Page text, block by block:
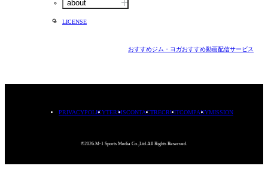
about
LICENSE
おすすめジム・ヨガおすすめ動画配信サービス
PRIVACYPOLICYTERMSCONTACTRECRUITCOMPANYMISSION
©2026.M-1 Sports Media Co.,Ltd.All Rights Reserved.